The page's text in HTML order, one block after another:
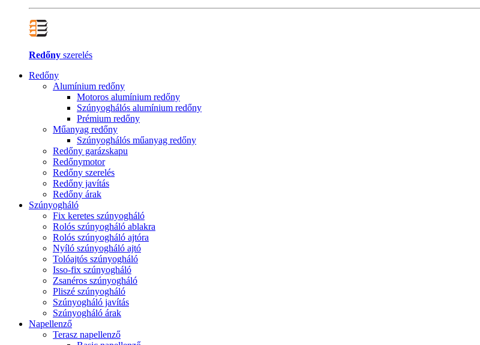
Redőny szerelés
Redőny
Alumínium redőny
Motoros alumínium redőny
Szúnyoghálós alumínium redőny
Prémium redőny
Műanyag redőny
Szúnyoghálós műanyag redőny
Redőny garázskapu
Redőnymotor
Redőny szerelés
Redőny javítás
Redőny árak
Szúnyogháló
Fix keretes szúnyogháló
Rolós szúnyogháló ablakra
Rolós szúnyogháló ajtóra
Nyíló szúnyogháló ajtó
Tolóajtós szúnyogháló
Isso-fix szúnyogháló
Zsanéros szúnyogháló
Pliszé szúnyogháló
Szúnyogháló javítás
Szúnyogháló árak
Napellenző
Terasz napellenző